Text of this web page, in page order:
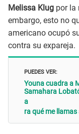
Melissa Klug por la
embargo, esto no
americano ocupó
contra su expareja.
PUEDES VER:
Youna cuadra a
Samahara
a
ra qué me